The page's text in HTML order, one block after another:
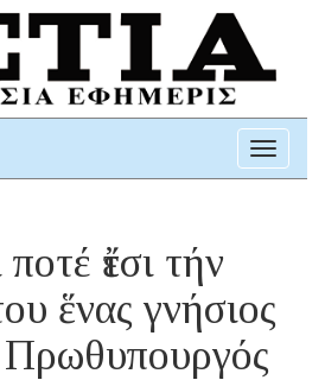
Toggle
ἔτσι τήν
ἕνας γνήσιος
Πρωθυπουργός